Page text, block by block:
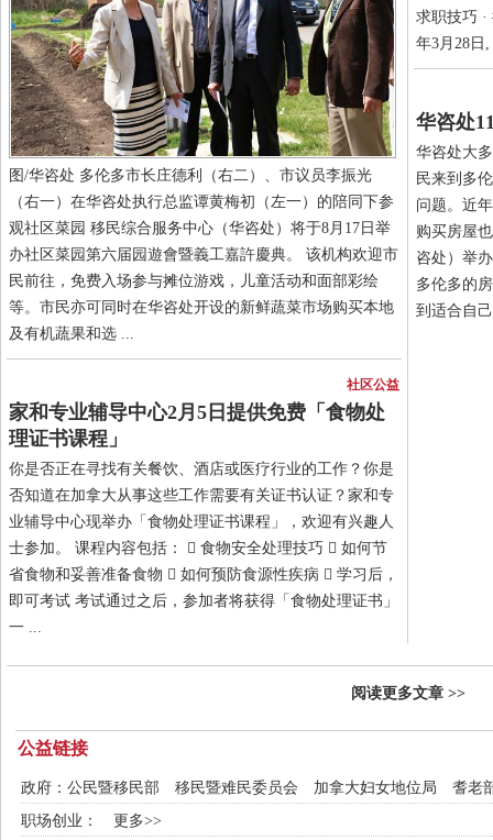
图/华咨处 多伦多市长庄德利（右二）、市议员李振光
（右一）在华咨处执行总监谭黄梅初（左一）的陪同下参
观社区菜园 移民综合服务中心（华咨处）将于8月17日举
办社区菜园第六届园遊會暨義工嘉許慶典。 该机构欢迎市
民前往，免费入场参与摊位游戏，儿童活动和面部彩绘
等。市民亦可同时在华咨处开设的新鲜蔬菜市场购买本地
及有机蔬果和选 ...
社区公益
家和专业辅导中心2月5日提供免费「食物处
理证书课程」
你是否正在寻找有关餐饮、酒店或医疗行业的工作？你是
否知道在加拿大从事这些工作需要有关证书认证？家和专
业辅导中心现举办「食物处理证书课程」，欢迎有兴趣人
士参加。 课程内容包括：  食物安全处理技巧  如何节
省食物和妥善准备食物  如何预防食源性疾病  学习后，
即可考试 考试通过之后，参加者将获得「食物处理证书」
一 ...
求职技巧
年3月28日
华咨处
华咨处大
民来到多
问题。近
购买房屋
咨处）举
多伦多的
到适合自
阅读更多文章 >>
公益链接
政府： 公民暨移民部 移民暨难民委员会 加拿大妇女地位局
耆老
职场创业： 更多>>